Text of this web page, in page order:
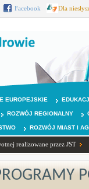
Facebook Dla
EUROPEJSKIE
ROZWÓJ REGIONALNY
ROZWÓJ MIAST I
realizowane przez JST